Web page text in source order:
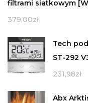
filtrami siatkowym
379,00zł
Tech
ST-292
231,98zł
Abx